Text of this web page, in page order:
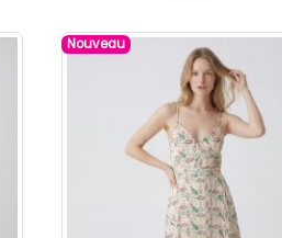
Nouveau